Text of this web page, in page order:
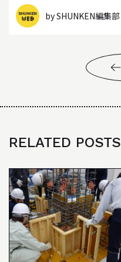
by SHUNKEN編集部
RELATED POSTS